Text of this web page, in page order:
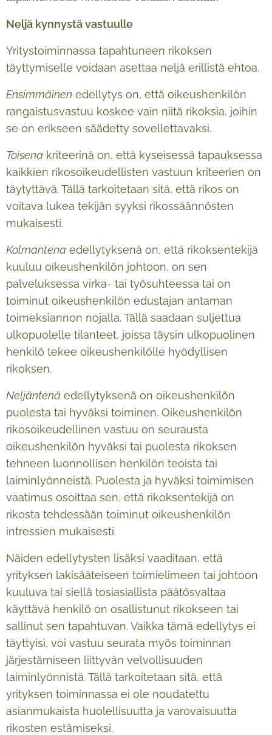
Neljä kynnystävastuulle
Yritystoiminnassa tapahtuneen rikoksen
täyttymiselle voidaan asettaa neljä erillistä ehtoa.
Ensimmäinen edellytys on, että oikeushenkilön
rangaistusvastuu koskee vain niitä rikoksia, joihin
se on erikseen säädetty sovellettavaksi.
Toisena kriteerinä on, että kyseisessä tapauksessa
kaikkien rikosoikeudellisten vastuun kriteerien on
täytyttävä. Tällä tarkoitetaan sitä, että rikos on
voitava lukea tekijän syyksi rikossäännösten
mukaisesti.
Kolmantena edellytyksenä on, että rikoksentekijä
kuuluu oikeushenkilön johtoon, on sen
palveluksessa virka- tai työsuhteessa tai on
toiminut oikeushenkilön edustajan antaman
toimeksiannon nojalla. Tällä saadaan suljettua
ulkopuolelle tilanteet, joissa täysin ulkopuolinen
henkilö tekee oikeushenkilölle hyödyllisen
rikoksen.
Neljäntenä edellytyksenä on oikeushenkilön
puolesta tai hyväksi toiminen. Oikeushenkilön
rikosoikeudellinen vastuu on seurausta
oikeushenkilön hyväksi tai puolesta rikoksen
tehneen luonnollisen henkilön teoista tai
laiminlyönneistä. Puolesta ja hyväksi toimimisen
vaatimus osoittaa sen, että rikoksentekijä on
rikosta tehdessään toiminut oikeushenkilön
intressien mukaisesti.
Näiden edellytysten lisäksi vaaditaan, että
yrityksen lakisääteiseen toimielimeen tai johtoon
kuuluva tai siellä tosiasiallista päätösvaltaa
käyttävä henkilö on osallistunut rikokseen tai
sallinut sen tapahtuvan. Vaikka tämä edellytys ei
täyttyisi, voi vastuu seurata myös toiminnan
järjestämiseen liittyvän velvollisuuden
laiminlyönnistä. Tällä tarkoitetaan sitä, että
yrityksen toiminnassa ei ole noudatettu
asianmukaista huolellisuutta ja varovaisuutta
rikosten estämiseksi.